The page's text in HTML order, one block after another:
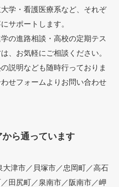
学・看護医療系など、それぞ
サポートします。
の進路相談・高校の定期テス
、お気軽にご相談ください。
説明なども随時行っておりま
せフォームよりお問い合わせ
ら通っています
津市／貝塚市／忠岡町／高石
田尻町／泉南市／阪南市／岬